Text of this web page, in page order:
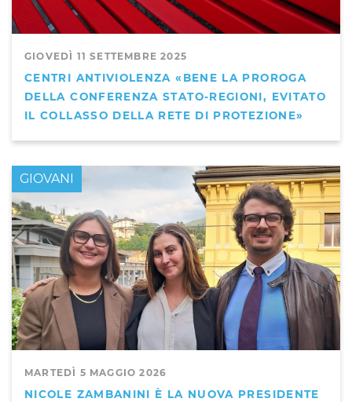
GIOVEDÌ 11 SETTEMBRE 2025
CENTRI ANTIVIOLENZA «BENE LA PROROGA
DELLA CONFERENZA STATO-REGIONI, EVITATO
IL COLLASSO DELLA RETE DI PROTEZIONE»
MARTEDÌ 5 MAGGIO 2026
NICOLE ZAMBANINI È LA NUOVA PRESIDENTE
GIOVANI